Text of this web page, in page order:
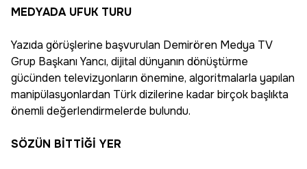
MEDYADA UFUK TURU
Yazıda görüşlerine başvurulan Demirören Medya TV
Grup Başkanı Yancı, dijital dünyanın dönüştürme
gücünden televizyonların önemine, algoritmalarla yapılan
manipülasyonlardan Türk dizilerine kadar birçok başlıkta
önemli değerlendirmelerde bulundu.
SÖZÜN BİTTİĞİ YER